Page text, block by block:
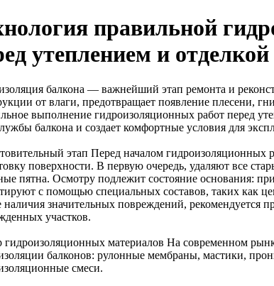
правильной
утеплением и отделкой
балкона — важнейший этап ремонта и
от влаги, предотвращает появление плесени,
выполнение гидроизоляционных работ перед
балкона и создает комфортные условия для
этап Перед началом гидроизоляционных
поверхности. В первую очередь, удаляют все
пятна. Осмотру подлежит состояние основания:
с помощью специальных составов, таких как
наличия значительных повреждений, рекомендуется
участков.
материалов На современном
балконов: рулонные мембраны, мастики,
смеси.